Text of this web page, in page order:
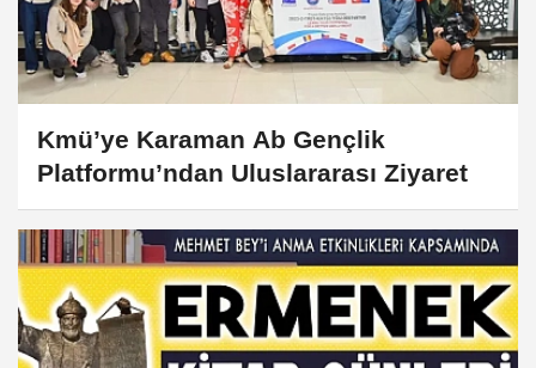
Kmü’ye Karaman Ab Gençlik
Platformu’ndan Uluslararası Ziyaret